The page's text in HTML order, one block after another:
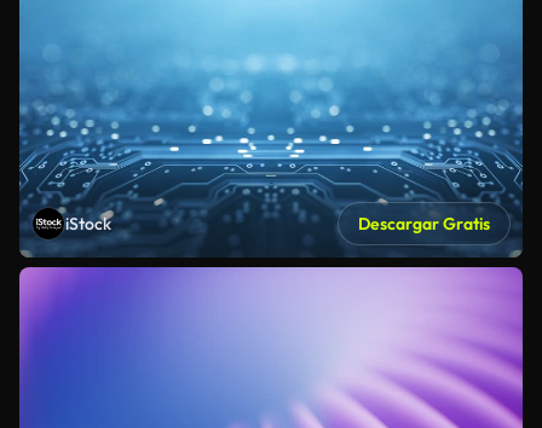
iStock Descargar Gratis